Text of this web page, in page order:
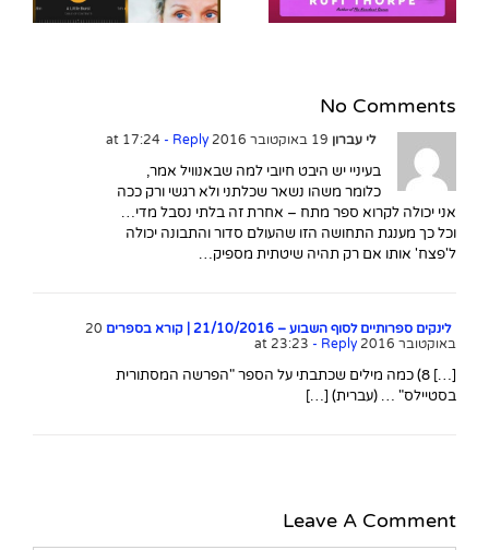
No Comments
לי עברון - Reply
בעיניי יש היבט חיובי למה שבאנוויל אמר,
כלומר משהו נשאר שכלתני ולא רגשי ורק ככה
אני יכולה לקרוא ספר מתח – אחרת זה בלתי נסבל מדי…
וכל כך מענגת התחושה הזו שהעולם סדור והתבונה יכולה
ל'פצח' אותו אם רק תהיה שיטתית מספיק…
לינקים ספרותיים לסוף השבוע – 21/10/2016 | קורא בספרים
20
באוקטובר 2016 at 23:23
- Reply
[…] 8) כמה מילים שכתבתי על הספר "הפרשה המסתורית
בסטיילס" … (עברית) […]
Leave A Comment